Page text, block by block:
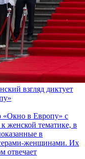
взгляд диктует
«Окно в Европу» с
женской тематике, в
в
женщинами. Их
отвечает